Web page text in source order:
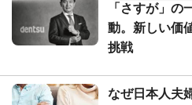
「さすが」の
動。新しい価
挑戦
なぜ日本人夫